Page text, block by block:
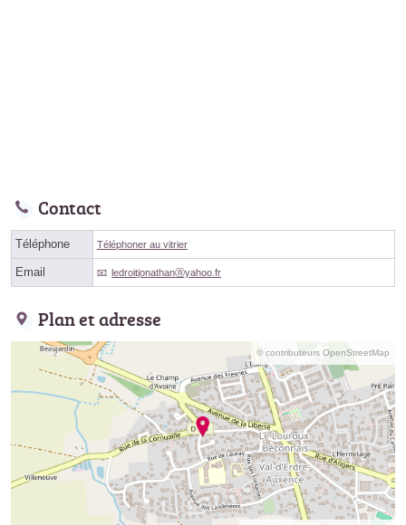
Contact
Téléphone Téléphoner au vitrier
Email ledroitjonathanⓐyahoo.fr
Plan et adresse
© contributeurs OpenStreetMap